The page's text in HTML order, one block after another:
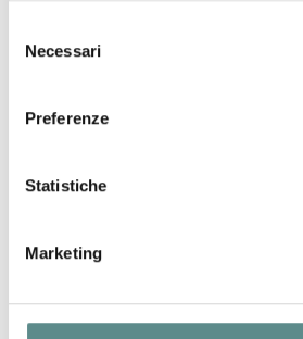
delNecessari
Preferenze
Statistiche
Marketing
CINA